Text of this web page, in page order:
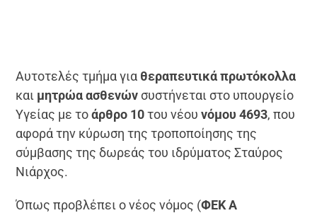
Αυτοτελές τμήμα για θεραπευτικά πρωτόκολλα
και μητρώα ασθενών συστήνεται στο υπουργείο
Υγείας με τοάρθρο 10του νέου νόμου 4693, που
αφορά την κύρωση της τροποποίησης της
σύμβασης της δωρεάς του ιδρύματος Σταύρος
Νιάρχος.
Όπως προβλέπει ο νέος νόμος (ΦΕΚ Α